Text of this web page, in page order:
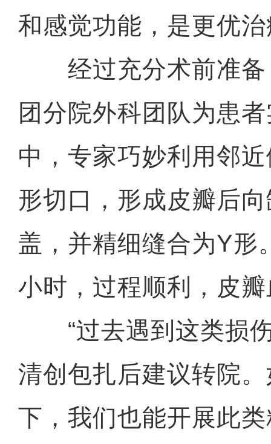
和感觉功能，是更优
经过充分术前准备
团分院外科团队为患
中，专家巧妙利用邻
形切口，形成皮瓣后
盖，并精细缝合为Y形
小时，过程顺利，皮
“过去遇到这类损伤
清创包扎后建议转院
下，我们也能开展此